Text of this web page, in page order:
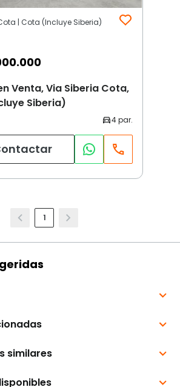
| Cota (Incluye Siberia)
Venta, Via Siberia Cota,
Siberia)
1